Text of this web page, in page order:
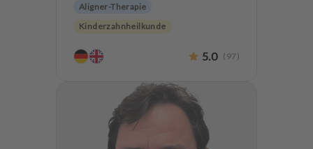
Aligner-Therapie
Kinderzahnheilkunde
Ästhetische Zahnheilkunde
Hochwertiger Zahnersatz
Oralchirurgie
Implantologie
Alterszahnheilkunde
Zahnerhaltung
Angstpatienten
5.0 ( 97 )